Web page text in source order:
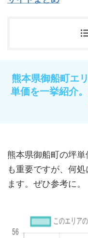
熊本県御船町エ
単価を一挙紹介
熊本県御船町の坪
も重要ですが、何
ます。ぜひ参考に。